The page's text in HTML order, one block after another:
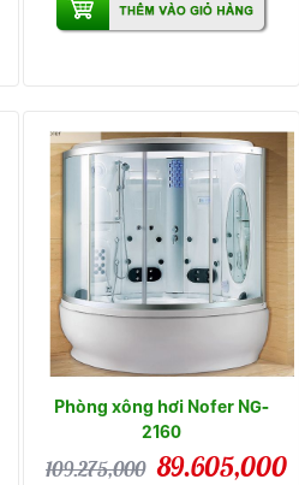
Phòng xông hơi Nofer NG-
2160
109.275,000 89.605,000